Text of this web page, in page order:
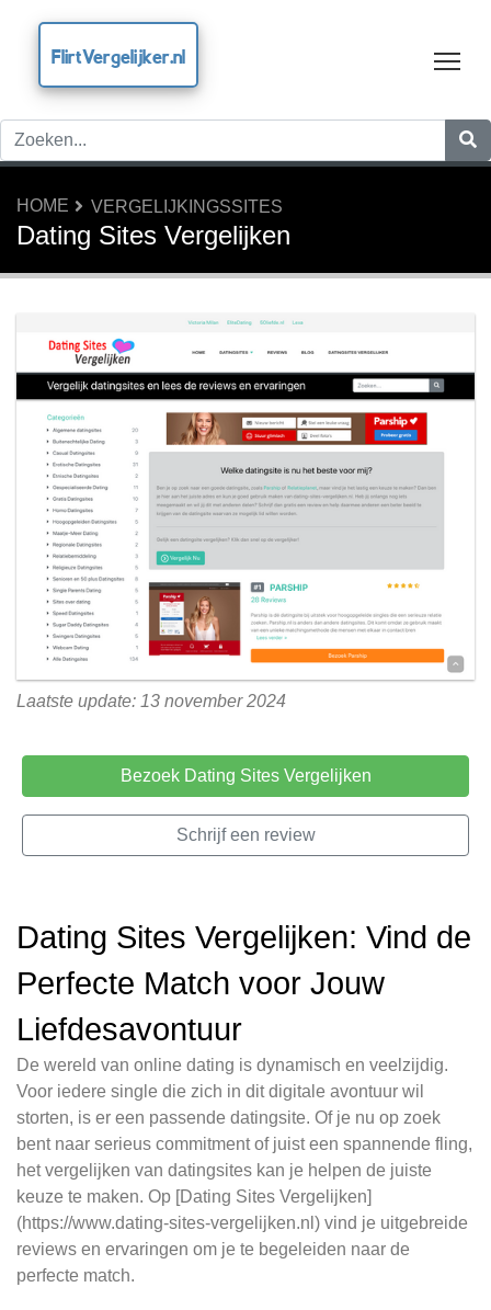
FlirtVergelijker.nl
HOME VERGELIJKINGSSITES
Dating Sites Vergelijken
Laatste update: 13 november 2024
Bezoek Dating Sites Vergelijken
Schrijf een review
Dating Sites Vergelijken: Vind de
Perfecte Match voor Jouw
Liefdesavontuur
De wereld van online dating is dynamisch en veelzijdig.
Voor iedere single die zich in dit digitale avontuur wil
storten, is er een passende datingsite. Of je nu op zoek
bent naar serieus commitment of juist een spannende fling,
het vergelijken van datingsites kan je helpen de juiste
keuze te maken. Op [Dating Sites Vergelijken]
(https://www.dating-sites-vergelijken.nl) vind je uitgebreide
reviews en ervaringen om je te begeleiden naar de
perfecte match.